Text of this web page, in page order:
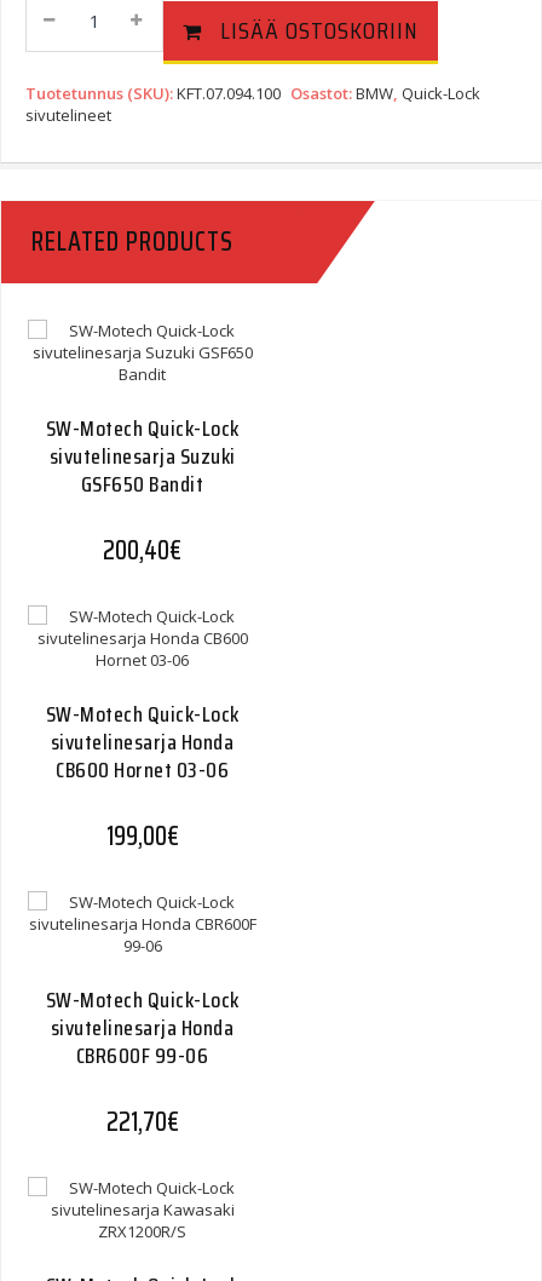
Lock
Sivutelinesarja
F650GS
Quantity
LISÄÄ OSTOSKORIIN
Tuotetunnus (SKU):KFT.07.094.100 Osastot:BMW Quick-Lock
sivutelineet
RELATED PRODUCTS
SW-Motech Quick-Lock
sivutelinesarja Suzuki
GSF650 Bandit
200,40€
SW-Motech Quick-Lock
sivutelinesarja Honda
CB600 Hornet 03-06
199,00€
SW-Motech Quick-Lock
sivutelinesarja Honda
CBR600F 99-06
221,70€